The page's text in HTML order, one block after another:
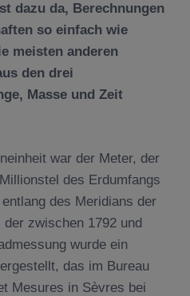
dazu da, Berechnungen
so einfach wie
meisten anderen
den drei
Masse und Zeit
war der Meter, der
des Erdumfangs
des Meridians der
zwischen 1792 und
wurde ein
das im Bureau
Mesures in Sèvres bei